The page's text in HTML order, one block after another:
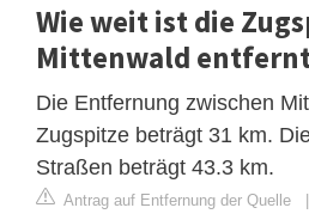
Wie weit ist die
Mittenwald
Die Entfernung zwischen
Zugspitze beträgt 31 km.
Straßen beträgt 43.3 km.
Antrag auf Entfernung der Quelle